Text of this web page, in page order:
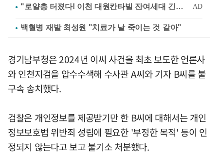
백혈병 재발 최성원 "치료가 날 죽이는 것 같아"
경기남부청은 2024년 이씨 사건을 최초 보도한 언론사
와 인천지검을 압수수색해 수사관 A씨와 기자 B씨를 불
구속 송치했다.
검찰은 개인정보를 제공받기만 한 B씨에 대해서는 개인
정보보호법 위반죄 성립에 필요한 '부정한 목적' 등이 인
정되지 않는다고 보고 불기소 처분했다.